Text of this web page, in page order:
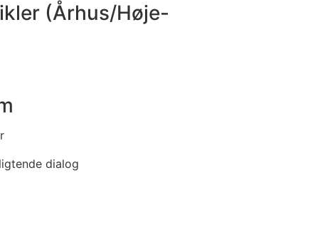
(Århus/Høje-
dialog